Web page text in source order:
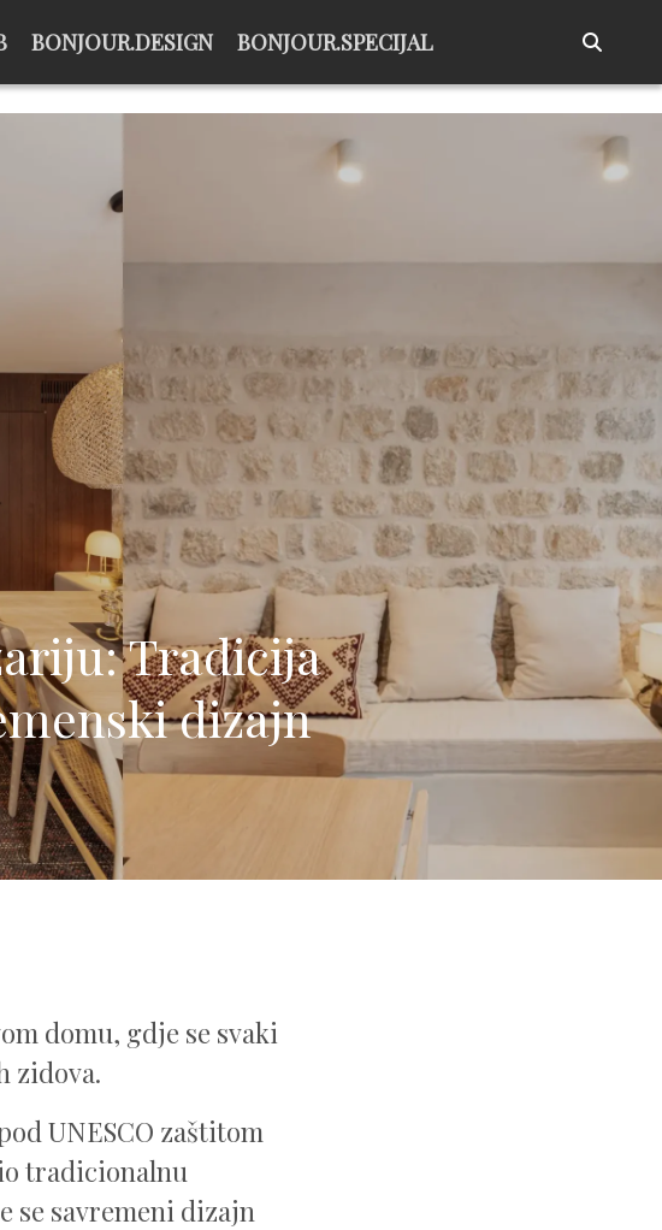
BONJOUR.DESIGN BONJOUR.SPECIJAL
Tradicija
dizajn
domu, gdje se svaki
zidova.
UNESCO zaštitom
tradicionalnu
se savremeni dizajn